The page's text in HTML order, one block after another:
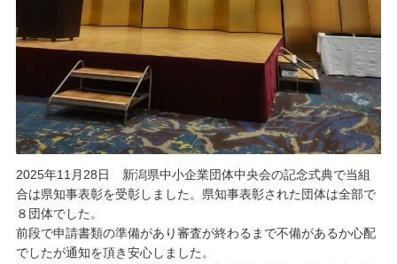
2025年11月28日 新潟県中小企業団体中央会の記念式典で当組
合は県知事表彰を受彰しました。県知事表彰された団体は全部で
８団体でした。
前段で申請書類の準備があり審査が終わるまで不備があるか心配
でしたが通知を頂き安心しました。